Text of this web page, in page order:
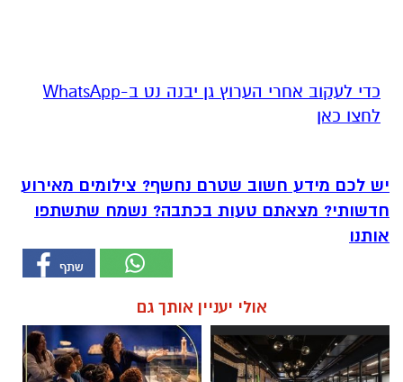
‏כדי לעקוב אחרי הערוץ גן יבנה נט ב-WhatsApp
לחצו כאן
יש לכם מידע חשוב שטרם נחשף? צילומים מאירוע
חדשותי? מצאתם טעות בכתבה? נשמח שתשתפו
אותנו
אולי יעניין אותך גם